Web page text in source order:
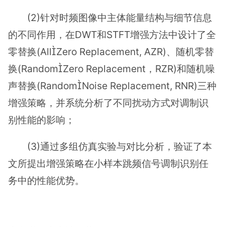
(2)针对时频图像中主体能量结构与细节信息
的不同作用，在DWT和STFT增强方法中设计了全
零替换(AllZero Replacement, AZR)、随机零替
换(RandomZero Replacement，RZR)和随机噪
声替换(RandomNoise Replacement, RNR)三种
增强策略，并系统分析了不同扰动方式对调制识
别性能的影响；
(3)通过多组仿真实验与对比分析，验证了本
文所提出增强策略在小样本跳频信号调制识别任
务中的性能优势。